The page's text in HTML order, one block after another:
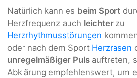
Natürlich kann es beim Sport
Herzfrequenz auch leichter zu
Herzrhythmusstörungen
oder nach dem Sport Herzrasen
unregelmäßiger Puls auftreten,
Abklärung empfehlenswert, um